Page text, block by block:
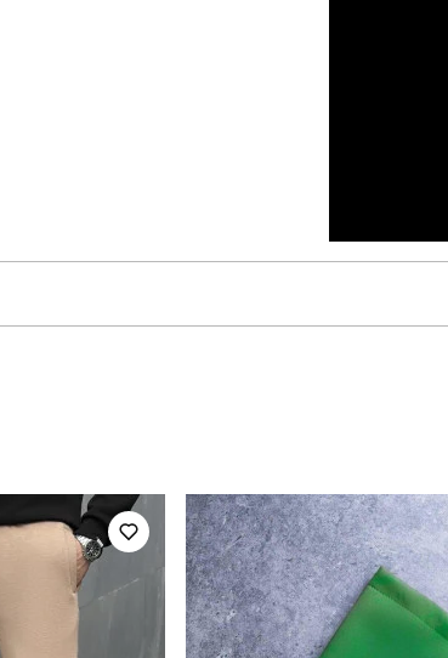
повсякденний Сезон
бордовий Матеріал
Країна - виробник